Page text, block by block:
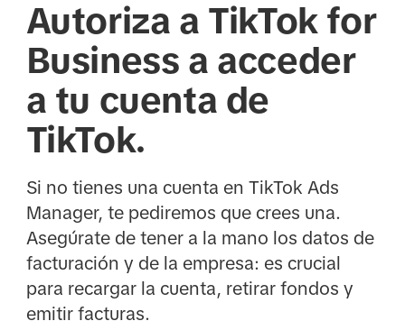
Autoriza a TikTok for
Business a acceder
a tu cuenta de
TikTok.
Si no tienes una cuenta en TikTok Ads
Manager, te pediremos que crees una.
Asegúrate de tener a la mano los datos de
facturación y de la empresa: es crucial
para recargar la cuenta, retirar fondos y
emitir facturas.